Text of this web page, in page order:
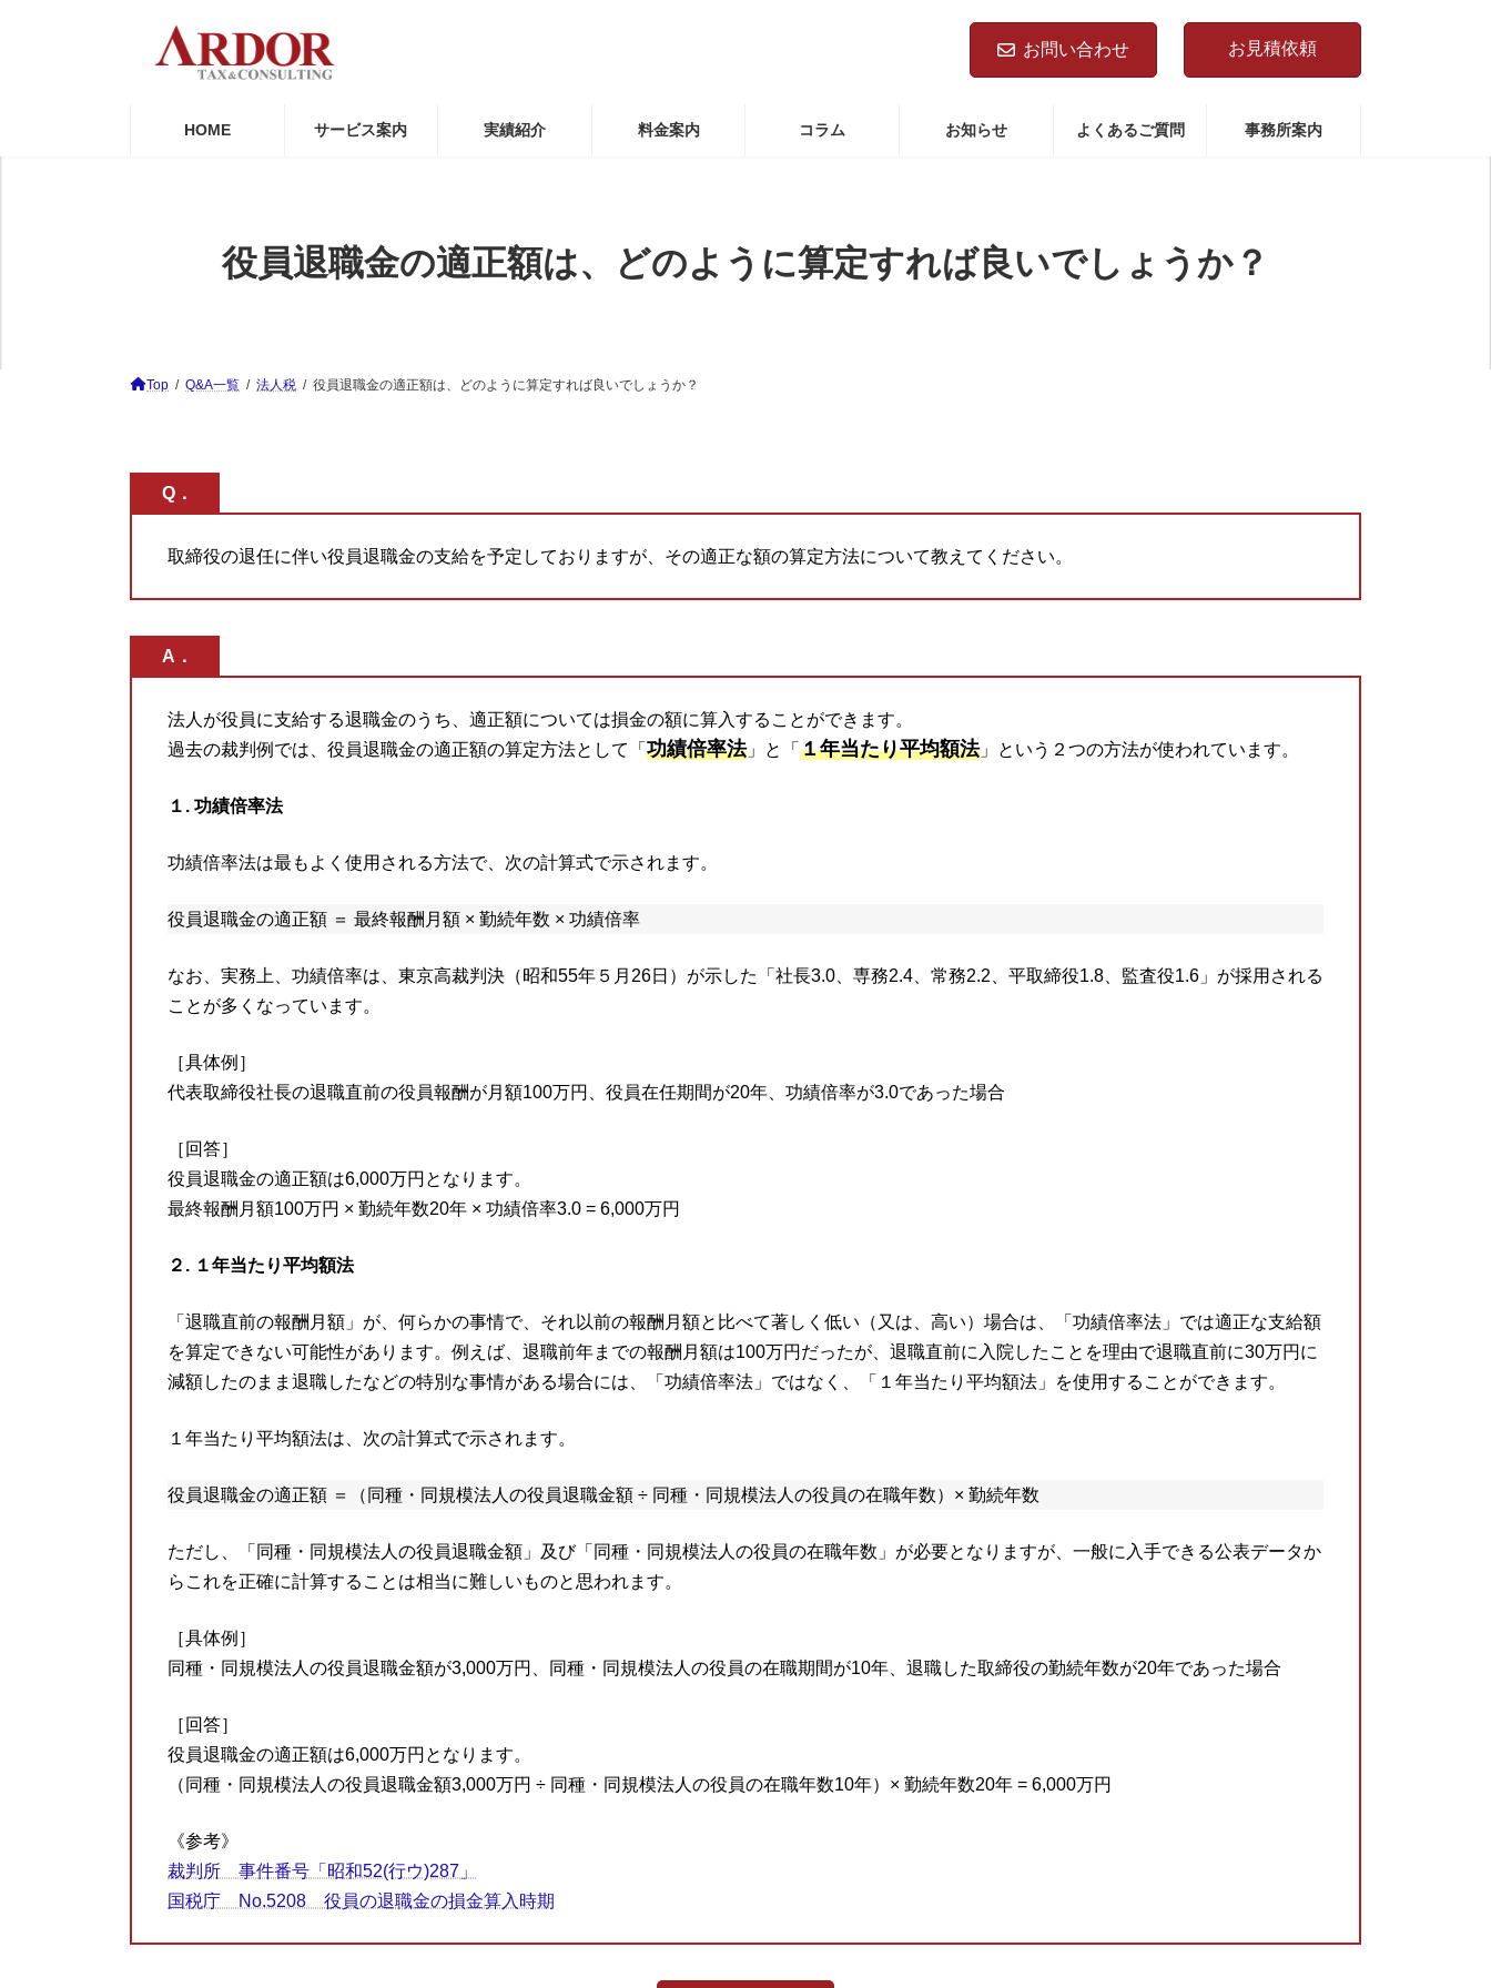
お問い合わせ お見積依頼
HOME サービス案内 実績紹介 料金案内 コラム お知らせ よくあるご質問 事務所案内
役員退職金の適正額は、どのように算定すれば良いでしょうか？
Top Q&A一覧 法人税 役員退職金の適正額は、どのように算定すれば良いでしょうか？
Q．
取締役の退任に伴い役員退職金の支給を予定しておりますが、その適正な額の算定方法について教えてください。
A．
法人が役員に支給する退職金のうち、適正額については損金の額に算入することができます。
過去の裁判例では、役員退職金の適正額の算定方法として「 功績倍率法」と「 １年当たり平均額法」という２つの方法が使われています。
１. 功績倍率法
功績倍率法は最もよく使用される方法で、次の計算式で示されます。
役員退職金の適正額 ＝ 最終報酬月額 × 勤続年数 × 功績倍率
なお、実務上、功績倍率は、東京高裁判決（昭和55年５月26日）が示した「社長3.0、専務2.4、常務2.2、平取締役1.8、監査役1.6」が採用される
ことが多くなっています。
［具体例］
代表取締役社長の退職直前の役員報酬が月額100万円、役員在任期間が20年、功績倍率が3.0であった場合
［回答］
役員退職金の適正額は6,000万円となります。
最終報酬月額100万円 × 勤続年数20年 × 功績倍率3.0 = 6,000万円
２. １年当たり平均額法
「退職直前の報酬月額」が、何らかの事情で、それ以前の報酬月額と比べて著しく低い（又は、高い）場合は、「功績倍率法」では適正な支給額
を算定できない可能性があります。例えば、退職前年までの報酬月額は100万円だったが、退職直前に入院したことを理由で退職直前に30万円に
減額したのまま退職したなどの特別な事情がある場合には、「功績倍率法」ではなく、「１年当たり平均額法」を使用することができます。
１年当たり平均額法は、次の計算式で示されます。
役員退職金の適正額 ＝（同種・同規模法人の役員退職金額 ÷ 同種・同規模法人の役員の在職年数）× 勤続年数
ただし、「同種・同規模法人の役員退職金額」及び「同種・同規模法人の役員の在職年数」が必要となりますが、一般に入手できる公表データか
らこれを正確に計算することは相当に難しいものと思われます。
［具体例］
同種・同規模法人の役員退職金額が3,000万円、同種・同規模法人の役員の在職期間が10年、退職した取締役の勤続年数が20年であった場合
［回答］
役員退職金の適正額は6,000万円となります。
（同種・同規模法人の役員退職金額3,000万円 ÷ 同種・同規模法人の役員の在職年数10年）× 勤続年数20年 = 6,000万円
《参考》
裁判所 事件番号「昭和52(行ウ)287」
国税庁 No.5208 役員の退職金の損金算入時期